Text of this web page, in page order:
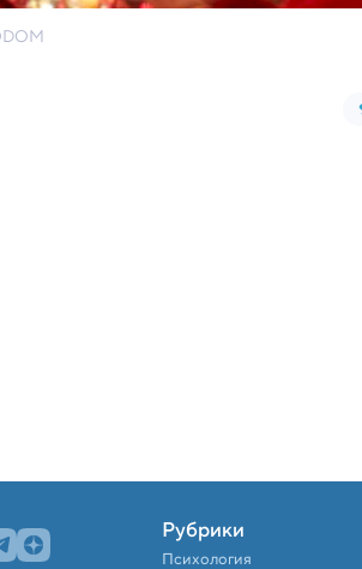
Рубрики
Психология